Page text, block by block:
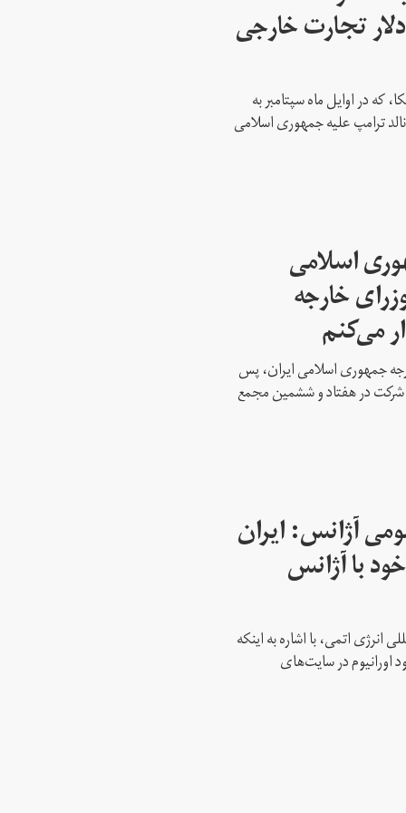
دلار تجارت خارجی
که در اوایل ماه سپتامبر به
ترامپ علیه جمهوری اسلامی
اسلامی
خارجه
می‌کنم
جمهوری اسلامی ایران، پس
شرکت در هفتاد و ششمین مجمع
آژانس: ایران
با آژانس
انرژی اتمی، با اشاره به اینکه
اورانیوم در سایت‌های